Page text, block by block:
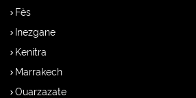
Fès
Inezgane
Kenitra
Marrakech
Ouarzazate